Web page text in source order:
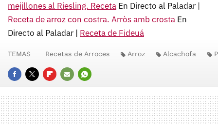
mejillones al Riesling. Receta En Directo al Paladar |
Receta de arroz con costra. Arròs amb crosta En
Directo al Paladar | Receta de Fideuá
FACEBOOK
TWITTERFLIPBOARD
E-
MAIL
WHATSAPP
TEMAS Recetas de Arroces Arroz Alcachofa